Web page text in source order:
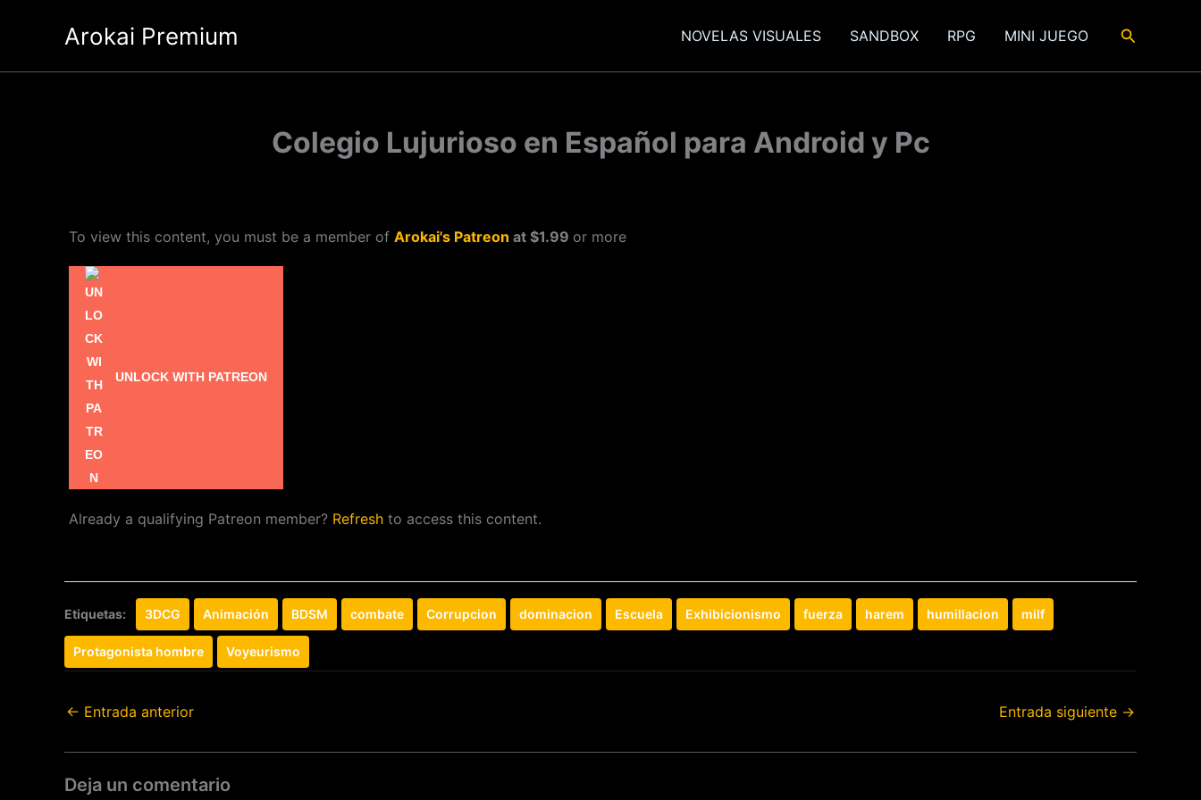
Arokai Premium NOVELAS VISUALES SANDBOX RPG MINI JUEGO Buscar
Colegio Lujurioso en Español para Android y Pc
To view this content, you must be a member of Arokai's Patreon at $1.99 or more
UNLOCK WITH PATREON
Already a qualifying Patreon member? Refresh to access this content.
Etiquetas: 3DCG Animación BDSM combate Corrupcion dominacion Escuela Exhibicionismo fuerza harem humillacion milf
Protagonista hombre Voyeurismo
← Entrada anterior Entrada siguiente →
Deja un comentario